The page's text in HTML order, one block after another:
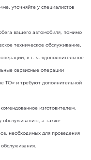
уточняйте у специалистов
вашего автомобиля, помимо
техническое обслуживание,
в т. ч. «дополнительное
сервисные операции
ТО» и требуют дополнительной
изготовителем.
обслуживанию, а также
необходимых для проведения